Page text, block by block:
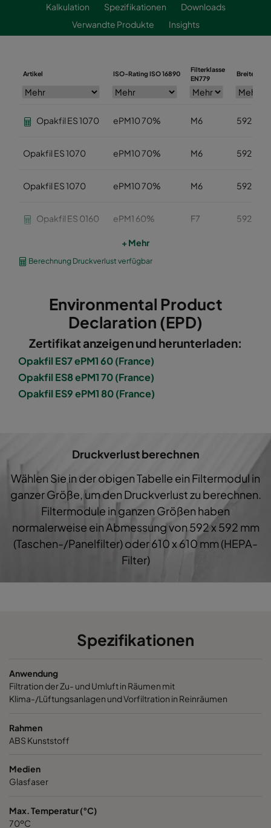
Kalkulation Spezifikationen
Downloads
Verwandte Produkte
Insights
Artikel ISO-Rating ISO 16890
Filterklasse
EN779
Breite
Opakfil ES 1070 ePM10 70% M6 592
Opakfil ES 1070 ePM10 70% M6 592
Opakfil ES 1070 ePM10 70% M6 592
Opakfil ES 0160 ePM1 60% F7 592
Opakfil ES 0170 ePM1 70% F8
Opakfil ES 0170 ePM1 70% F8 592
Opakfil ES 0170 ePM1 70%
Opakfil ES 0180 ePM1 80% F9 592
Opakfil ES 2550 ePM2,5 50%
Opakfil ES 2550 ePM2,5 50% 592
+ Mehr
Berechnung Druckverlust verfügbar
Environmental Product
Declaration (EPD)
Zertifikat anzeigen und herunterladen:
Opakfil ES7 ePM1 60 (France)
Opakfil ES8 ePM1 70 (France)
Opakfil ES9 ePM1 80 (France)
Druckverlust berechnen
Wählen Sie in der obigen Tabelle ein Filtermodul in
ganzer Größe, um den Druckverlust zu berechnen.
Filtermodule in ganzen Größen haben
normalerweise ein Abmessung von 592 x 592 mm
(Taschen-/Panelfilter) oder 610 x 610 mm (HEPA-
Filter)
Spezifikationen
Anwendung
Filtration der Zu- und Umluft in Räumen mit
Klima-/Lüftungsanlagen und Vorfiltration in Reinräumen
Rahmen
ABS Kunststoff
Medien
Glasfaser
Max. Temperatur (°C)
70ºC